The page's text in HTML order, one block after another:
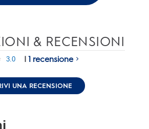
& RECENSIONI
3.0
Leggi
recensione.
Stesso
link
| 1 recensione
UNA RECENSIONE